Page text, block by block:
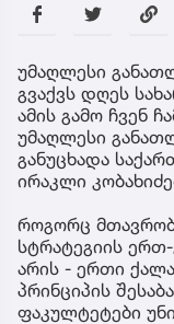
უმაღლესი
გვაქვს დღეს
ამის გამო ჩვენ
უმაღლესი
განუცხადა
ირაკლი
როგორც
სტრატეგიის
არის - ერთი
პრინციპის
ფაკულტეტები